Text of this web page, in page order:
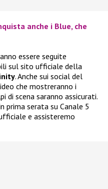
anche i Blue, che
essere seguite
sul sito ufficiale della
. Anche sui social del
che mostreranno i
di scena saranno assicurati.
in prima serata su Canale 5
e assisteremo